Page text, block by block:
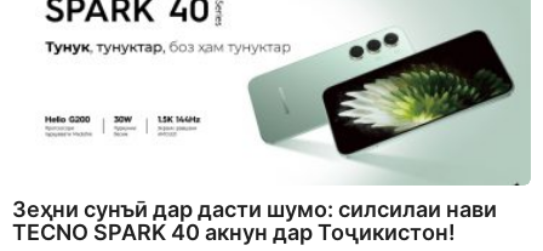
Зеҳни сунъӣ дар дасти шумо: силсилаи нави
TECNO SPARK 40 акнун дар Тоҷикистон!